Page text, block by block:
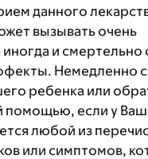
данного
вызывать очень
и смертельно
Немедленно
ребенка или
помощью, если у
любой из
или симптомов,